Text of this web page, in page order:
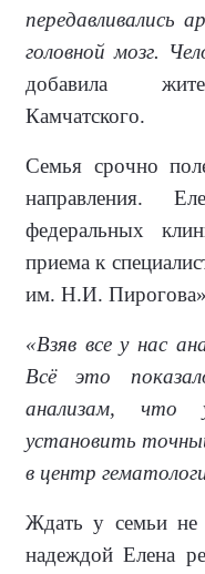
передавливались
головной мозг.
добавила
Камчатского.
Семья срочно
направления.
федеральных
приема к
им. Н.И.
«Взяв все у нас
Всё это
анализам,
установить
в центр
Ждать у семьи не
надеждой Елена